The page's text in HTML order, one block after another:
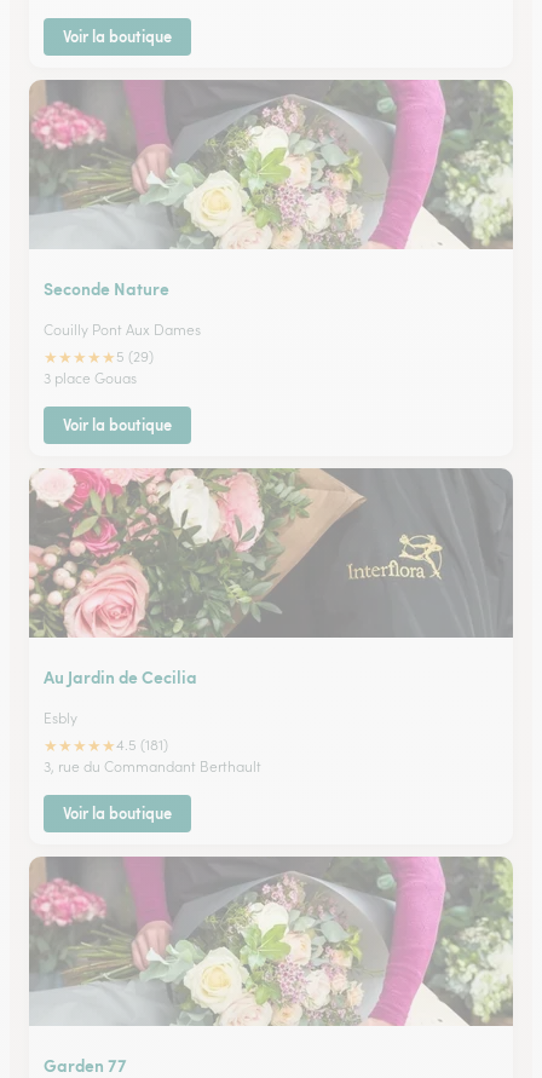
Voir la boutique
Seconde Nature
Couilly Pont Aux Dames
★★★★★ 5 (29)
3 place Gouas
Voir la boutique
Au Jardin de Cecilia
Esbly
★★★★★4.5 (181)
3, rue du Commandant Berthault
Voir la boutique
Garden 77